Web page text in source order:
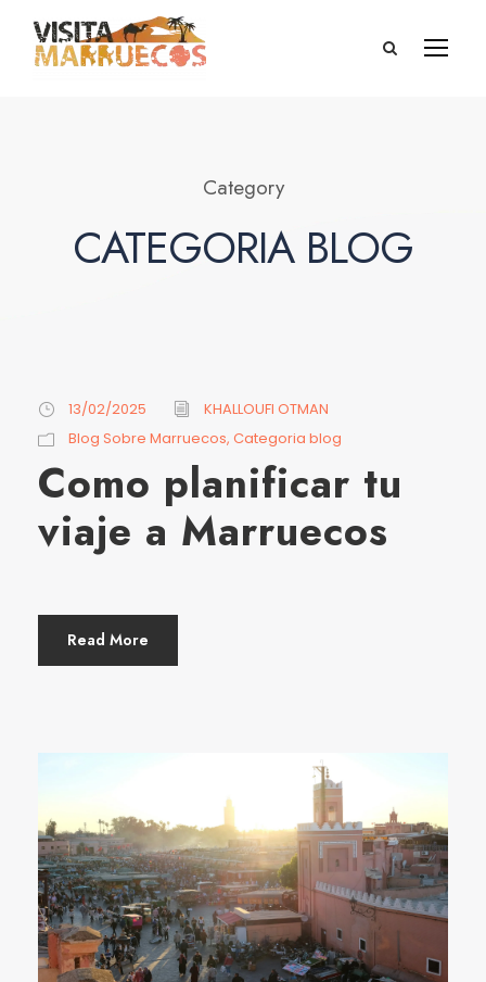
Category
CATEGORIA BLOG
13/02/2025
KHALLOUFI OTMAN
Blog Sobre Marruecos, Categoria blog
Como planificar tu
viaje a Marruecos
Read More